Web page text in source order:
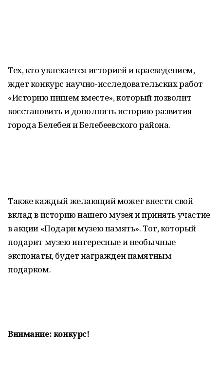
Тех, кто увлекается историей и краеведением,
ждет конкурс научно-исследовательских работ
«Историю пишем вместе», который позволит
восстановить и дополнить историю развития
города Белебея и Белебеевского района.
Также каждый желающий может внести свой
вклад в историю нашего музея и принять участие
в акции «Подари музею память». Тот, который
подарит музею интересные и необычные
экспонаты, будет награжден памятным
подарком.
Внимание: конкурс!